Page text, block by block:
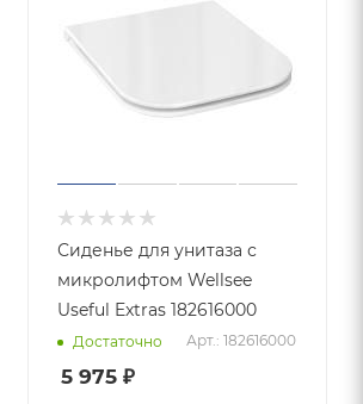
Сиденье для унитаза с
микролифтом Wellsee
Useful Extras 182616000
Достаточно Арт.: 182616000
5 975 ₽